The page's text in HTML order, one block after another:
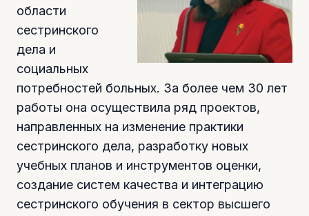
области
сестринского
дела и
социальных
потребностей больных. За более чем 30 лет
работы она осуществила ряд проектов,
направленных на изменение практики
сестринского дела, разработку новых
учебных планов и инструментов оценки,
создание систем качества и интеграцию
сестринского обучения в сектор высшего